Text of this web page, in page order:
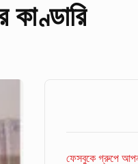
কাণ্ডারি
ফেসবুকে গ্রুপে